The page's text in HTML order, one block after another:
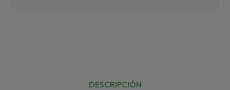
DESCRIPCIÓN